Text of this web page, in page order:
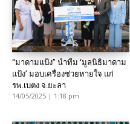
“มาดามแป้ง” นำทีม ‘มูลนิธิมาดาม
แป้ง’ มอบเครื่องช่วยหายใจ แก่
รพ.เบตง จ.ยะลา
14/05/2025 | 1:18 pm